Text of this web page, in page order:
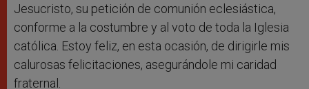
Jesucristo, su petición de comunión eclesiástica,
conforme a la costumbre y al voto de toda la Iglesia
católica. Estoy feliz, en esta ocasión, de dirigirle mis
calurosas felicitaciones, asegurándole mi caridad
fraternal.